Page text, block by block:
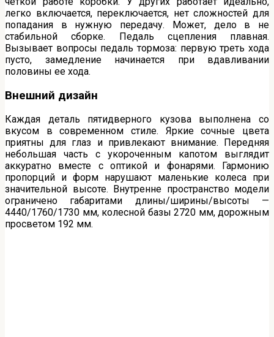
легко включается, переключается, нет сложностей для
попадания в нужную передачу. Может, дело в не
стабильной сборке. Педаль сцепления плавная.
Вызывает вопросы педаль тормоза: первую треть хода
пусто, замедление начинается при вдавливании
половины ее хода.
Внешний дизайн
Каждая деталь пятидверного кузова выполнена со
вкусом в современном стиле. Яркие сочные цвета
приятны для глаз и привлекают внимание. Передняя
небольшая часть с укороченным капотом выглядит
аккуратно вместе с оптикой и фонарями. Гармонию
пропорций и форм нарушают маленькие колеса при
значительной высоте. Внутренне пространство модели
ограничено габаритами длины/ширины/высоты —
4440/1760/1730 мм, колесной базы 2720 мм, дорожным
просветом 192 мм.